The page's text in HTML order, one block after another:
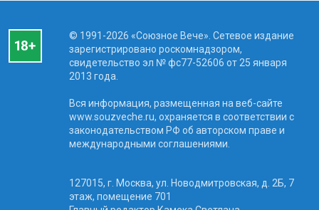
© 1991-2026 «Союзное Вече». Сетевое издание
зарегистрировано роскомнадзором,
свидетельство эл № фc77-52606 от 25 января
2013 года.
Вся информация, размещенная на веб-сайте
www.souzveche.ru, охраняется в соответствии с
законодательством РФ об авторском праве и
международными соглашениями.
127015, г. Москва, ул. Новодмитровская, д. 2Б, 7
этаж, помещение 701